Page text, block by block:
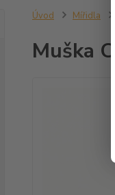
Úvod Mířidla
Muška